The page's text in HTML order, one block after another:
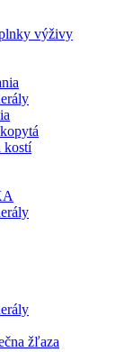
výživy
kostí
žľaza